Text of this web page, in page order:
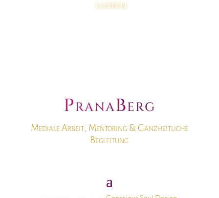
gehen
PranaBerg
Mediale Arbeit, Mentoring & Ganzheitliche
Begleitung